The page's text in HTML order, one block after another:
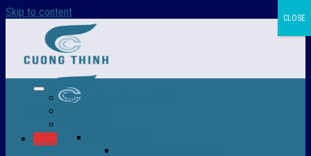
Skip to content
Trang chủ – Màng co POF
CLOSE